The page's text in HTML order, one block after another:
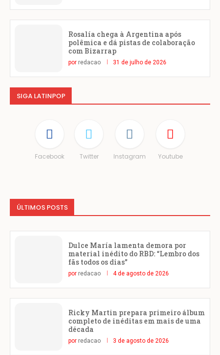
Rosalía chega à Argentina após
polêmica e dá pistas de colaboração
com Bizarrap
por redacao 31 de julho de 2026
SIGA LATINPOP
Facebook Twitter Instagram Youtube
ÚLTIMOS POSTS
Dulce María lamenta demora por
material inédito do RBD: “Lembro dos
fãs todos os dias”
por redacao 4 de agosto de 2026
Ricky Martin prepara primeiro álbum
completo de inéditas em mais de uma
década
por redacao 3 de agosto de 2026